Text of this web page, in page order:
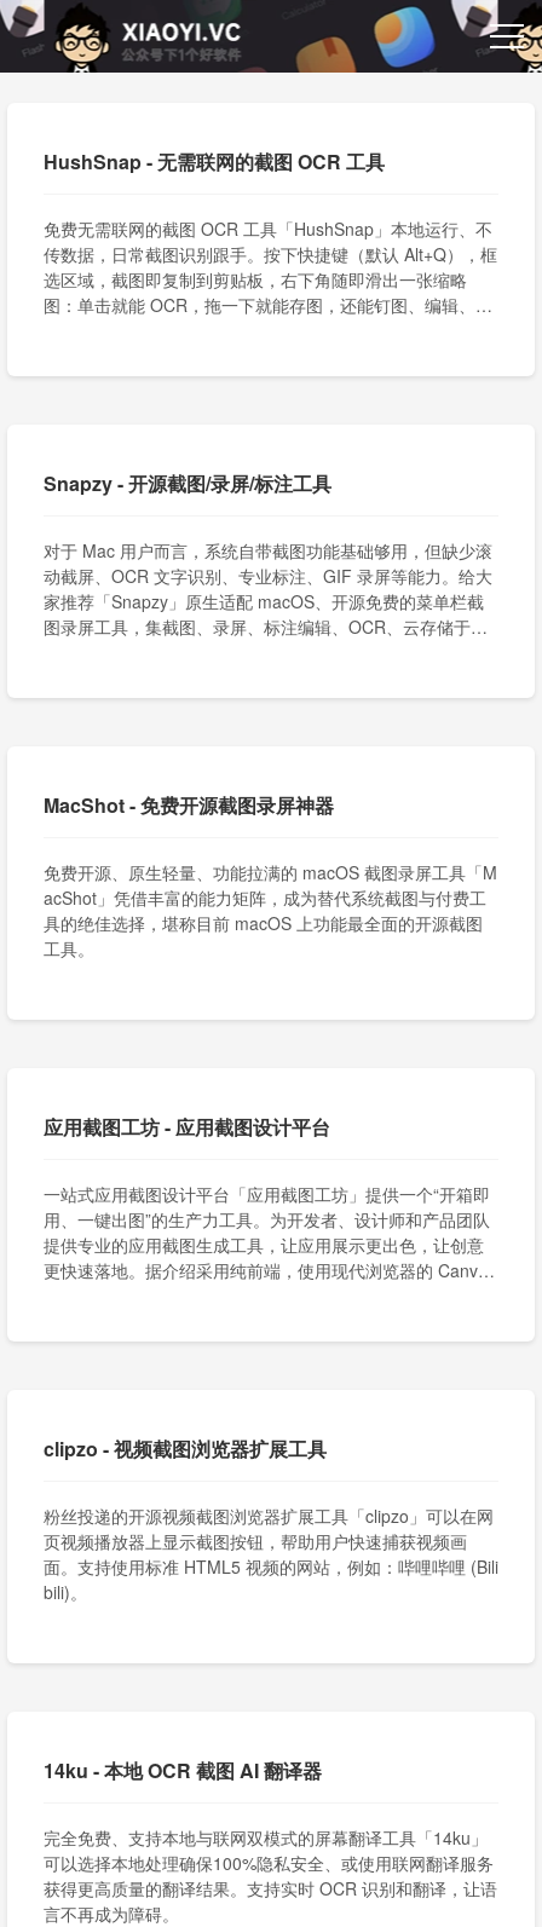
HushSnap - 无需联网的截图 OCR 工具
免费无需联网的截图 OCR 工具「HushSnap」本地运行、不
传数据，日常截图识别跟手。按下快捷键（默认 Alt+Q），框
选区域，截图即复制到剪贴板，右下角随即滑出一张缩略
图：单击就能 OCR，拖一下就能存图，还能钉图、编辑、另
Snapzy - 开源截图/录屏/标注工具
对于 Mac 用户而言，系统自带截图功能基础够用，但缺少滚
动截屏、OCR 文字识别、专业标注、GIF 录屏等能力。给大
家推荐「Snapzy」原生适配 macOS、开源免费的菜单栏截
图录屏工具，集截图、录屏、标注编辑、OCR、云存储于一
MacShot - 免费开源截图录屏神器
免费开源、原生轻量、功能拉满的 macOS 截图录屏工具「M
acShot」凭借丰富的能力矩阵，成为替代系统截图与付费工
具的绝佳选择，堪称目前 macOS 上功能最全面的开源截图
工具。
应用截图工坊 - 应用截图设计平台
一站式应用截图设计平台「应用截图工坊」提供一个“开箱即
用、一键出图”的生产力工具。为开发者、设计师和产品团队
提供专业的应用截图生成工具，让应用展示更出色，让创意
更快速落地。据介绍采用纯前端，使用现代浏览器的 Canvas
clipzo - 视频截图浏览器扩展工具
粉丝投递的开源视频截图浏览器扩展工具「clipzo」可以在网
页视频播放器上显示截图按钮，帮助用户快速捕获视频画
面。支持使用标准 HTML5 视频的网站，例如：哔哩哔哩 (Bili
bili)。
14ku - 本地 OCR 截图 AI 翻译器
完全免费、支持本地与联网双模式的屏幕翻译工具「14ku」
可以选择本地处理确保100%隐私安全、或使用联网翻译服务
获得更高质量的翻译结果。支持实时 OCR 识别和翻译，让语
言不再成为障碍。